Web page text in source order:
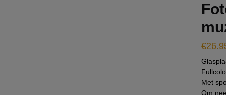
€
Met
Om